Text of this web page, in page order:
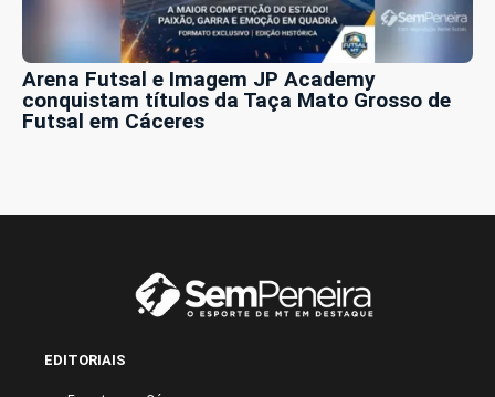
Arena Futsal e Imagem JP Academy
conquistam títulos da Taça Mato Grosso de
Futsal em Cáceres
EDITORIAIS